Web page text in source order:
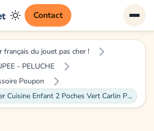
Contact
français du jouet pas cher !
- PELUCHE
Poupon
Fabulous Tablier Cuisine Enfant 2 Poches Vert Carlin Pug Petit Chien Dessin - Haut de gamme